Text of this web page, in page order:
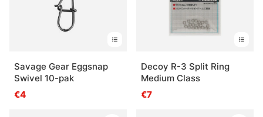
Savage Gear Eggsnap
Swivel 10-pak
€4
Decoy R-3 Split Ring
Medium Class
€7